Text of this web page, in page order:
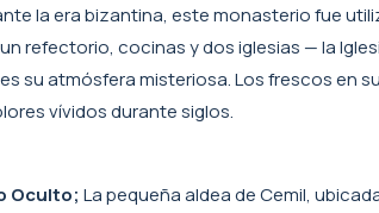
la era bizantina, este monasterio fue
refectorio, cocinas y dos iglesias — la
su atmósfera misteriosa. Los frescos en
vívidos durante siglos.
Oculto; La pequeña aldea de Cemil,